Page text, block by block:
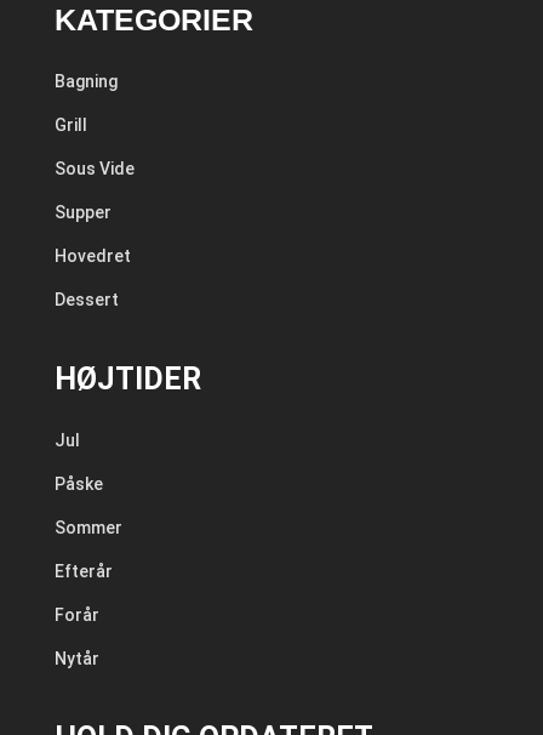
KATEGORIER
Bagning
Grill
Sous Vide
Supper
Hovedret
Dessert
HØJTIDER
Jul
Påske
Sommer
Efterår
Forår
Nytår